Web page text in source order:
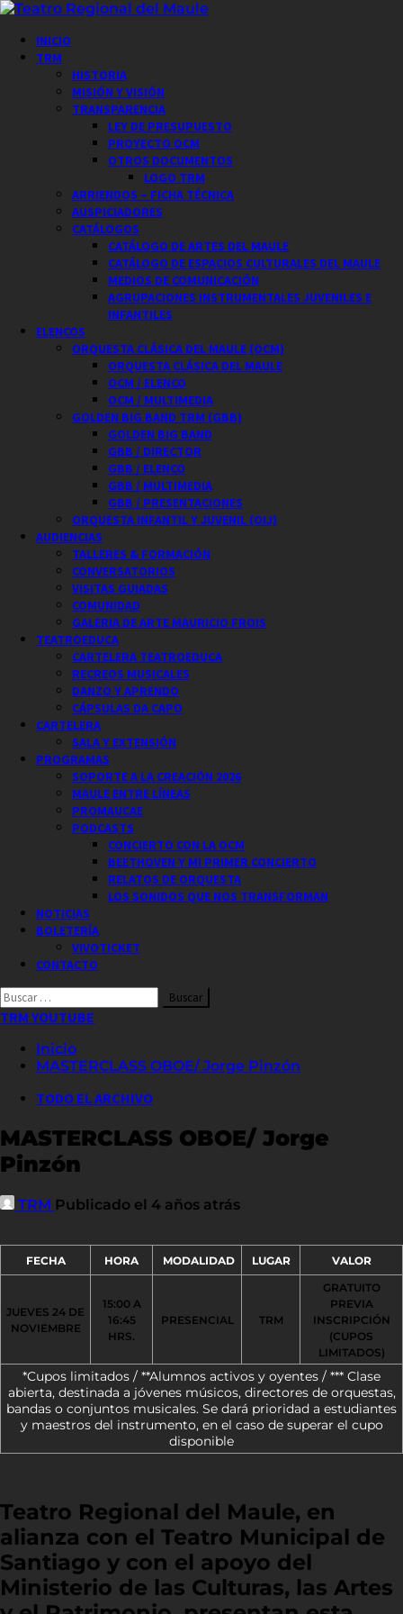
Saltar
contenido
Menú
principal
INICIO
TRM
HISTORIA
MISIÓN Y VISIÓN
TRANSPARENCIA
LEY DE PRESUPUESTO
PROYECTO OCM
OTROS DOCUMENTOS
LOGO TRM
ARRIENDOS – FICHA TÉCNICA
AUSPICIADORES
CATÁLOGOS
CATÁLOGO DE ARTES DEL MAULE
CATÁLOGO DE ESPACIOS CULTURALES DEL MAULE
MEDIOS DE COMUNICACIÓN
AGRUPACIONES INSTRUMENTALES JUVENILES E
INFANTILES
ELENCOS
ORQUESTA CLÁSICA DEL MAULE (OCM)
ORQUESTA CLÁSICA DEL MAULE
OCM / ELENCO
OCM / MULTIMEDIA
GOLDEN BIG BAND TRM (GBB)
GOLDEN BIG BAND
GBB / DIRECTOR
GBB / ELENCO
GBB / MULTIMEDIA
GBB / PRESENTACIONES
ORQUESTA INFANTIL Y JUVENIL (OIJ)
AUDIENCIAS
TALLERES & FORMACIÓN
CONVERSATORIOS
VISITAS GUIADAS
COMUNIDAD
GALERIA DE ARTE MAURICIO FROIS
TEATROEDUCA
CARTELERA TEATROEDUCA
RECREOS MUSICALES
DANZO Y APRENDO
CÁPSULAS DA CAPO
CARTELERA
SALA Y EXTENSIÓN
PROGRAMAS
SOPORTE A LA CREACIÓN 2026
MAULE ENTRE LÍNEAS
PROMAUCAE
PODCASTS
CONCIERTO CON LA OCM
BEETHOVEN Y MI PRIMER CONCIERTO
RELATOS DE ORQUESTA
LOS SONIDOS QUE NOS TRANSFORMAN
NOTICIAS
BOLETERÍA
VIVOTICKET
CONTACTO
Buscar
por:
TRM YOUTUBE
Inicio
MASTERCLASS OBOE/ Jorge Pinzón
TODO EL ARCHIVO
MASTERCLASS OBOE/ Jorge
Pinzón
TRM Publicado el 4 años atrás
FECHA HORA MODALIDAD LUGAR VALOR
JUEVES 24 DE
NOVIEMBRE
15:00 A
16:45
HRS.
PRESENCIAL TRM
GRATUITO
PREVIA
INSCRIPCIÓN
(CUPOS
LIMITADOS)
*Cupos limitados / **Alumnos activos y oyentes / *** Clase
abierta, destinada a jóvenes músicos, directores de orquestas,
bandas o conjuntos musicales. Se dará prioridad a estudiantes
y maestros del instrumento, en el caso de superar el cupo
disponible
Teatro Regional del Maule, en
alianza con el Teatro Municipal de
Santiago y con el apoyo del
Ministerio de las Culturas, las Artes